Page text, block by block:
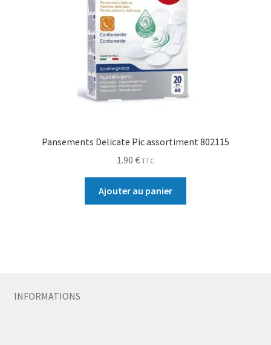
Pansements Delicate Pic assortiment 802115
1.90 € TTC
Ajouter au panier
INFORMATIONS